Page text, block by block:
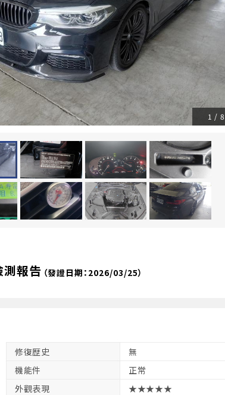
1 / 8
報告 （發證日期：2026/03/25）
修復歴史 無
機能件
正常
外觀表現
★★★★★